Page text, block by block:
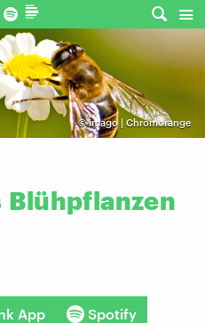
©imago | Chromorange
Blühpflanzen
App Spotify